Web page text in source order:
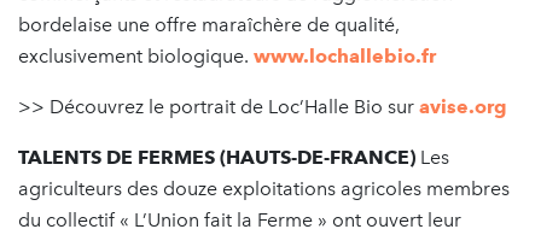
bordelaise une offre maraîchère de qualité,
exclusivement biologique. www.lochallebio.fr
>> Découvrez le portrait de Loc’Halle Bio sur avise.org
TALENTS DE FERMES (HAUTS-DE-FRANCE) Les
agriculteurs des douze exploitations agricoles membres
du collectif « L’Union fait la Ferme » ont ouvert leur